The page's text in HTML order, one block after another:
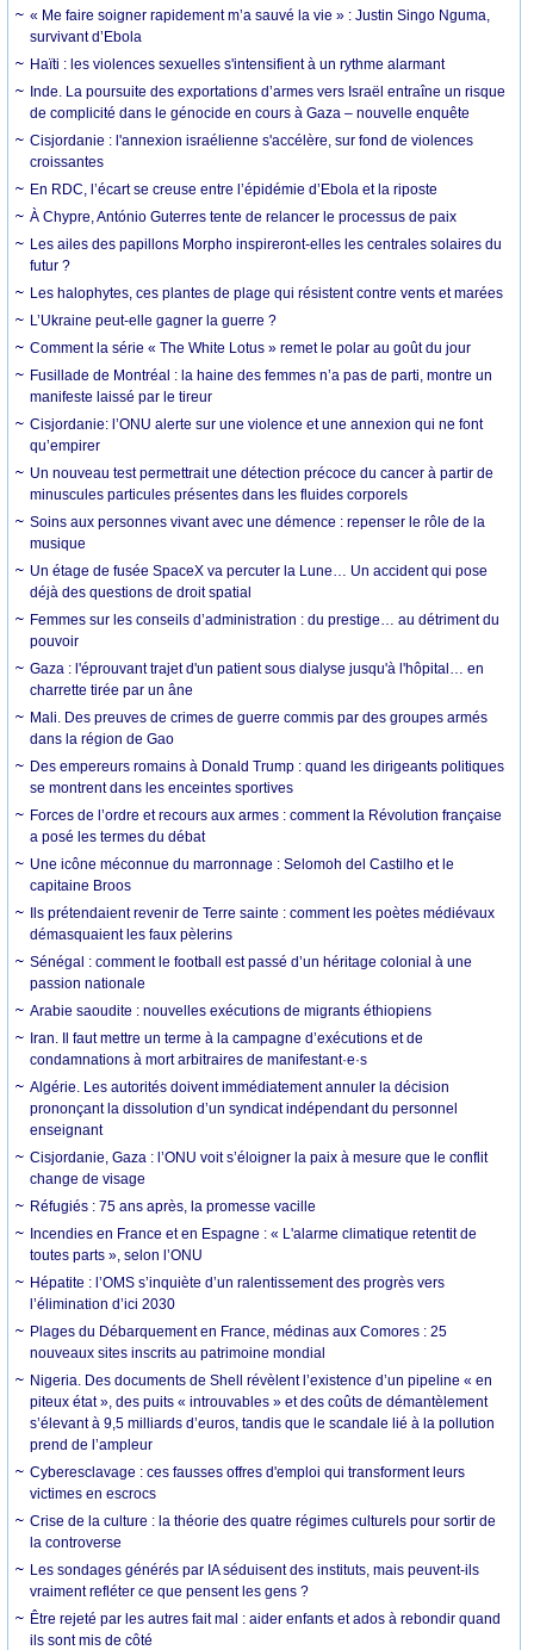
« Me faire soigner rapidement m’a sauvé la vie » : Justin Singo Nguma,
survivant d’Ebola
Haïti : les violences sexuelles s'intensifient à un rythme alarmant
Inde. La poursuite des exportations d’armes vers Israël entraîne un risque
de complicité dans le génocide en cours à Gaza – nouvelle enquête
Cisjordanie : l'annexion israélienne s'accélère, sur fond de violences
croissantes
En RDC, l’écart se creuse entre l’épidémie d’Ebola et la riposte
À Chypre, António Guterres tente de relancer le processus de paix
Les ailes des papillons Morpho inspireront-elles les centrales solaires du
futur ?
Les halophytes, ces plantes de plage qui résistent contre vents et marées
L’Ukraine peut-elle gagner la guerre ?
Comment la série « The White Lotus » remet le polar au goût du jour
Fusillade de Montréal : la haine des femmes n’a pas de parti, montre un
manifeste laissé par le tireur
Cisjordanie: l’ONU alerte sur une violence et une annexion qui ne font
qu’empirer
Un nouveau test permettrait une détection précoce du cancer à partir de
minuscules particules présentes dans les fluides corporels
Soins aux personnes vivant avec une démence : repenser le rôle de la
musique
Un étage de fusée SpaceX va percuter la Lune… Un accident qui pose
déjà des questions de droit spatial
Femmes sur les conseils d’administration : du prestige… au détriment du
pouvoir
Gaza : l'éprouvant trajet d'un patient sous dialyse jusqu'à l'hôpital… en
charrette tirée par un âne
Mali. Des preuves de crimes de guerre commis par des groupes armés
dans la région de Gao
Des empereurs romains à Donald Trump : quand les dirigeants politiques
se montrent dans les enceintes sportives
Forces de l’ordre et recours aux armes : comment la Révolution française
a posé les termes du débat
Une icône méconnue du marronnage : Selomoh del Castilho et le
capitaine Broos
Ils prétendaient revenir de Terre sainte : comment les poètes médiévaux
démasquaient les faux pèlerins
Sénégal : comment le football est passé d’un héritage colonial à une
passion nationale
Arabie saoudite : nouvelles exécutions de migrants éthiopiens
Iran. Il faut mettre un terme à la campagne d’exécutions et de
condamnations à mort arbitraires de manifestant·e·s
Algérie. Les autorités doivent immédiatement annuler la décision
prononçant la dissolution d’un syndicat indépendant du personnel
enseignant
Cisjordanie, Gaza : l’ONU voit s’éloigner la paix à mesure que le conflit
change de visage
Réfugiés : 75 ans après, la promesse vacille
Incendies en France et en Espagne : « L'alarme climatique retentit de
toutes parts », selon l’ONU
Hépatite : l’OMS s’inquiète d’un ralentissement des progrès vers
l’élimination d’ici 2030
Plages du Débarquement en France, médinas aux Comores : 25
nouveaux sites inscrits au patrimoine mondial
Nigeria. Des documents de Shell révèlent l’existence d’un pipeline « en
piteux état », des puits « introuvables » et des coûts de démantèlement
s’élevant à 9,5 milliards d’euros, tandis que le scandale lié à la pollution
prend de l’ampleur
Cyberesclavage : ces fausses offres d'emploi qui transforment leurs
victimes en escrocs
Crise de la culture : la théorie des quatre régimes culturels pour sortir de
la controverse
Les sondages générés par IA séduisent des instituts, mais peuvent-ils
vraiment refléter ce que pensent les gens ?
Être rejeté par les autres fait mal : aider enfants et ados à rebondir quand
ils sont mis de côté